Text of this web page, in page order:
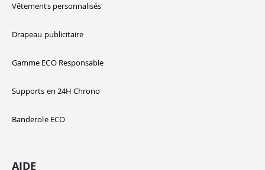
Vêtements personnalisés
Drapeau publicitaire
Gamme ECO Responsable
Supports en 24H Chrono
Banderole ECO
AIDE